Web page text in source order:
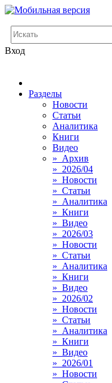
Вход
Разделы
Новости
Статьи
Аналитика
Книги
Видео
» Архив
» 2026/04
» Новости
» Статьи
» Аналитика
» Книги
» Видео
» 2026/03
» Новости
» Статьи
» Аналитика
» Книги
» Видео
» 2026/02
» Новости
» Статьи
» Аналитика
» Книги
» Видео
» 2026/01
» Новости